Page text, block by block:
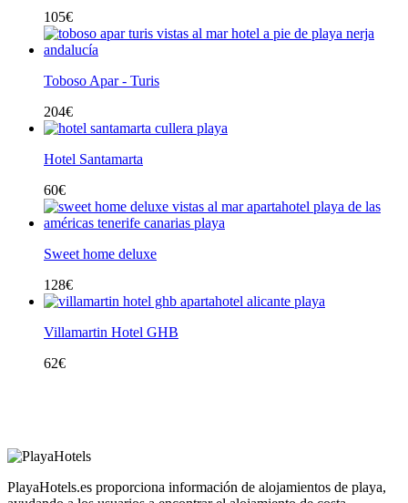
105€
Toboso Apar - Turis
204€
Hotel Santamarta
60€
Sweet home deluxe
128€
Villamartin Hotel GHB
62€
PlayaHotels.es proporciona información de alojamientos de playa,